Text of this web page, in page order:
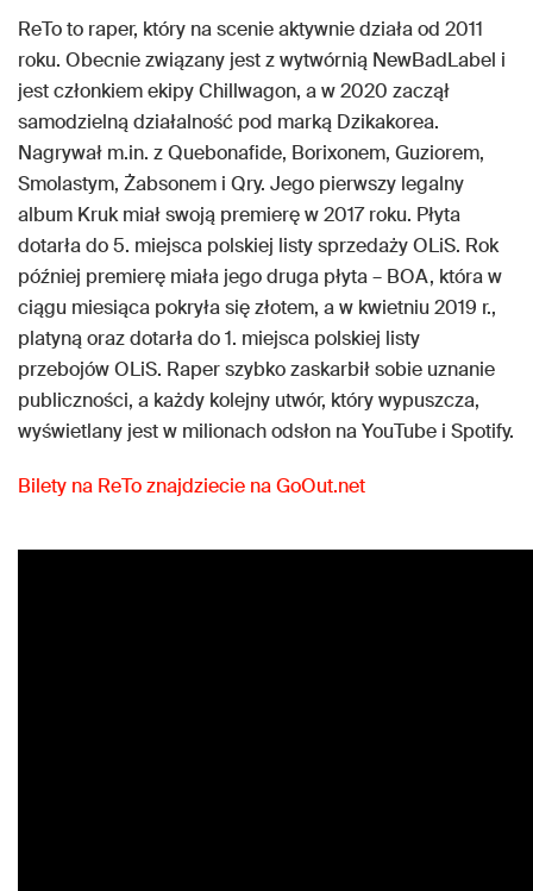
ReTo to raper, który na scenie aktywnie działa od 2011
roku. Obecnie związany jest z wytwórnią NewBadLabel i
jest członkiem ekipy Chillwagon, a w 2020 zaczął
samodzielną działalność pod marką Dzikakorea.
Nagrywał m.in. z Quebonafide, Borixonem, Guziorem,
Smolastym, Żabsonem i Qry. Jego pierwszy legalny
album Kruk miał swoją premierę w 2017 roku. Płyta
dotarła do 5. miejsca polskiej listy sprzedaży OLiS. Rok
później premierę miała jego druga płyta – BOA, która w
ciągu miesiąca pokryła się złotem, a w kwietniu 2019 r.,
platyną oraz dotarła do 1. miejsca polskiej listy
przebojów OLiS. Raper szybko zaskarbił sobie uznanie
publiczności, a każdy kolejny utwór, który wypuszcza,
wyświetlany jest w milionach odsłon na YouTube i Spotify.
Bilety na ReTo znajdziecie na GoOut.net